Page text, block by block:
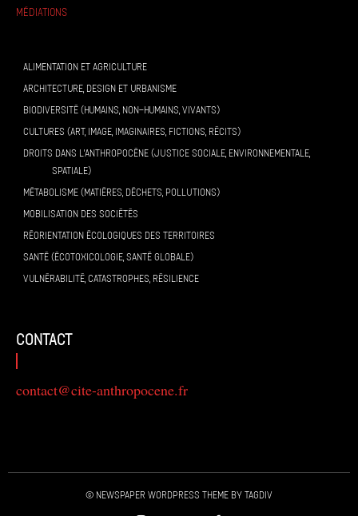
Médiations
ALIMENTATION ET AGRICULTURE
ARCHITECTURE, DESIGN ET URBANISME
BIODIVERSITÉ (HUMAINS, NON-HUMAINS, VIVANTS)
CULTURES (ART, IMAGE, IMAGINAIRES, FICTIONS, RÉCITS)
DROITS DANS L’ANTHROPOCÈNE (JUSTICE SOCIALE, ENVIRONNEMENTALE,
SPATIALE)
MÉTABOLISME (MATIÈRES, DÉCHETS, POLLUTIONS)
MOBILISATION DES SOCIÉTÉS
RÉORIENTATION ÉCOLOGIQUES DES TERRITOIRES
SANTÉ (ÉCOTOXICOLOGIE, SANTÉ GLOBALE)
VULNÉRABILITÉ, CATASTROPHES, RÉSILIENCE
contact
contact@cite-anthropocene.fr
© Newspaper WordPress Theme by TagDiv